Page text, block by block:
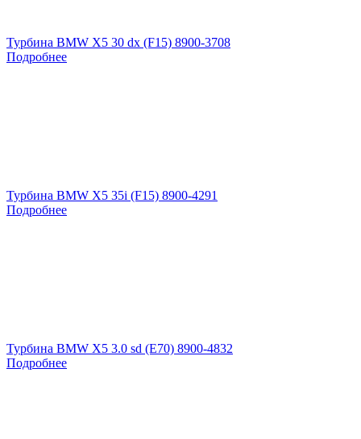
Турбина BMW X5 30 dx (F15) 8900-3708
Подробнее
Турбина BMW X5 35i (F15) 8900-4291
Подробнее
Турбина BMW X5 3.0 sd (E70) 8900-4832
Подробнее